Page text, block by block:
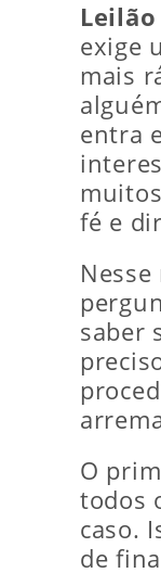
Leilão
exige
mais
entra
fé e
saber
O
todos
caso.
de